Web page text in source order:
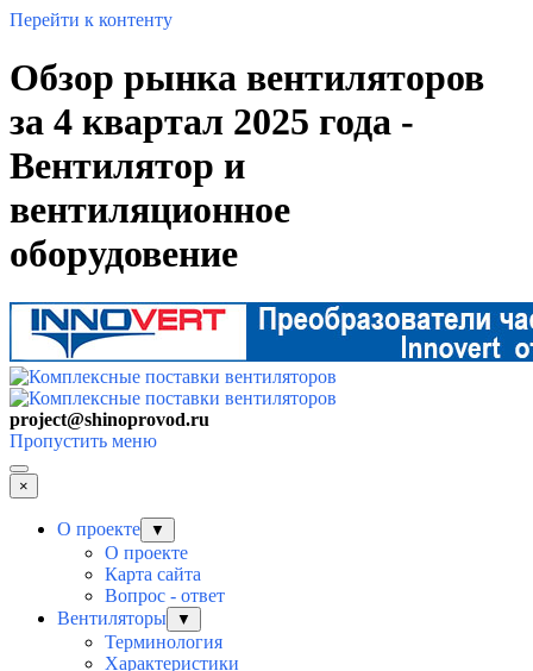
Перейти к контенту
Обзор рынка вентиляторов
за 4 квартал 2025 года -
Вентилятор и
вентиляционное
оборудовение
project@shinoprovod.ru
Пропустить меню
×
О проекте ▼
О проекте
Карта сайта
Вопрос - ответ
Вентиляторы
▼
Терминология
Характеристики